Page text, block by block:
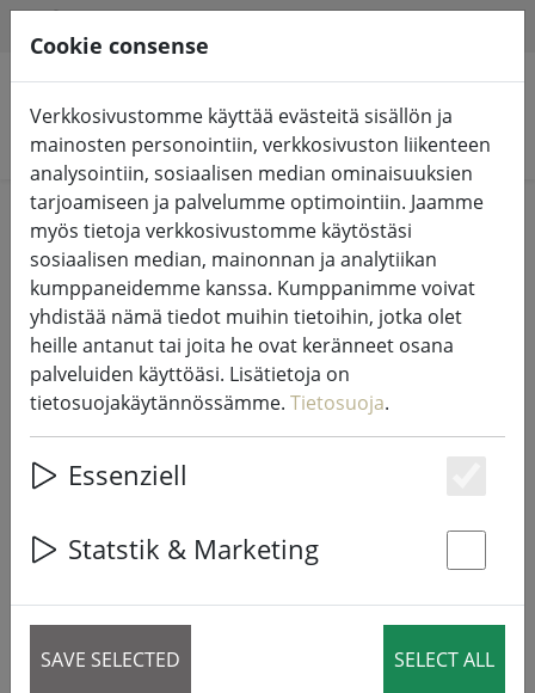
Hae tuotteita
Home Valot ja valaistus Keijujen valot
Kaemingk Lumineo LED-keijuvalot
Basic himmennin 180 LED
lämpimän valkoinen ulkona 13,5m
läpinäkyvästi
7% DISCOUNT
Cookie consense
Verkkosivustomme käyttää evästeitä sisällön ja
mainosten personointiin, verkkosivuston liikenteen
analysointiin, sosiaalisen median ominaisuuksien
tarjoamiseen ja palvelumme optimointiin. Jaamme
myös tietoja verkkosivustomme käytöstäsi
sosiaalisen median, mainonnan ja analytiikan
kumppaneidemme kanssa. Kumppanimme voivat
yhdistää nämä tiedot muihin tietoihin, jotka olet
heille antanut tai joita he ovat keränneet osana
palveluiden käyttöäsi. Lisätietoja on
tietosuojakäytännössämme. Tietosuoja.
Essenziell
Statstik & Marketing
SAVE SELECTED SELECT ALL